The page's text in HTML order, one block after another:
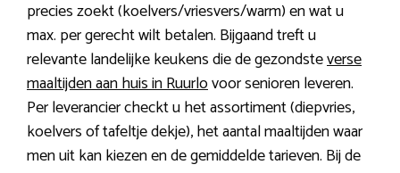
precies zoekt (koelvers/vriesvers/warm) en wat u
max. per gerecht wilt betalen. Bijgaand treft u
relevante landelijke keukens die de gezondsteverse
maaltijden aan huis in Ruurlovoor senioren leveren.
Per leverancier checkt u het assortiment (diepvries,
koelvers of tafeltje dekje), het aantal maaltijden waar
men uit kan kiezen en de gemiddelde tarieven. Bij de